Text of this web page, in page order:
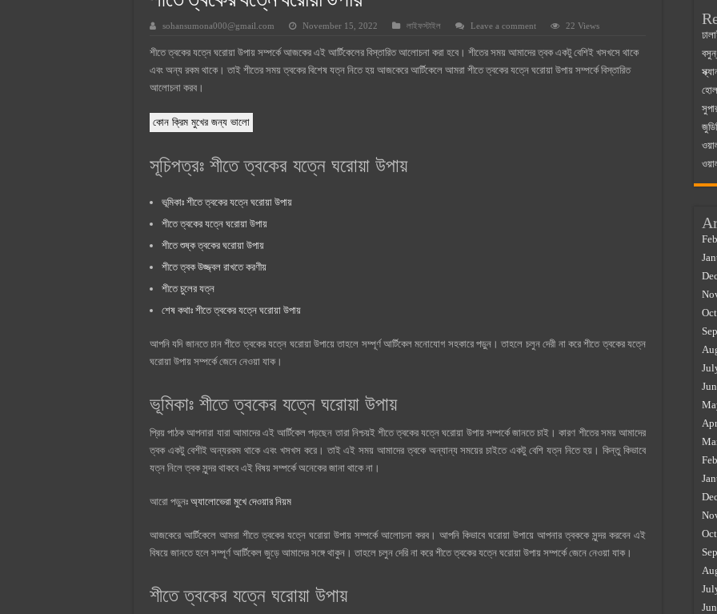
সুপারক্রিট সিমেন্ট দাম ২০২৫
জুডিশিয়াল ম্যাজিস্ট্রেট কি? জুডিশিয়াল ম্যাজিস্ট্রেট এর সুযোগ সুবিধা
ওয়ালটন মোবাইল কিস্তিতে কেনার নিয়ম ২০২৫
গ্রামে লাভজনক ব্যবসা ২০২৫ ও গ্রামের বাজারে ব্যবসার আইডিয়া
sohansumona000@gmail.com November 15, 2022 লাইফস্টাইল Leave a comment 22 Views
শীতে ত্বকের যত্নে ঘরোয়া উপায় সম্পর্কে আজকের এই আর্টিকেলের বিস্তারিত আলোচনা করা হবে। শীতের সময় আমাদের ত্বক একটু বেশিই খসখসে থাকে
এবং অন্য রকম থাকে। তাই শীতের সময় ত্বকের বিশেষ যত্ন নিতে হয় আজকেরে আর্টিকেলে আমরা শীতে ত্বকের যত্নে ঘরোয়া উপায় সম্পর্কে বিস্তারিত
আলোচনা করব।
কোন ক্রিম মুখের জন্য ভালো
সূচিপত্রঃ শীতে ত্বকের যত্নে ঘরোয়া উপায়
ভূমিকাঃ শীতে ত্বকের যত্নে ঘরোয়া উপায়
শীতে ত্বকের যত্নে ঘরোয়া উপায়
শীতে শুষ্ক ত্বকের ঘরোয়া উপায়
শীতে ত্বক উজ্জ্বল রাখতে করণীয়
শীতে চুলের যত্ন
শেষ কথাঃ শীতে ত্বকের যত্নে ঘরোয়া উপায়
আপনি যদি জানতে চান শীতে ত্বকের যত্নে ঘরোয়া উপায়ে তাহলে সম্পূর্ণ আর্টিকেল মনোযোগ সহকারে পড়ুন। তাহলে চলুন দেরী না করে শীতে ত্বকের যত্নে
ঘরোয়া উপায় সম্পর্কে জেনে নেওয়া যাক।
ভূমিকাঃ শীতে ত্বকের যত্নে ঘরোয়া উপায়
প্রিয় পাঠক আপনারা যারা আমাদের এই আর্টিকেল পড়ছেন তারা নিশ্চয়ই শীতে ত্বকের যত্নে ঘরোয়া উপায় সম্পর্কে জানতে চাই। কারণ শীতের সময় আমাদের
ত্বক একটু বেশীই অন্যরকম থাকে এবং খসখস করে। তাই এই সময় আমাদের ত্বকে অন্যান্য সময়ের চাইতে একটু বেশি যত্ন নিতে হয়। কিন্তু কিভাবে
যত্ন নিলে ত্বক সুন্দর থাকবে এই বিষয় সম্পর্কে অনেকের জানা থাকে না।
আরো পড়ুনঃ অ্যালোভেরা মুখে দেওয়ার নিয়ম
আজকেরে আর্টিকেলে আমরা শীতে ত্বকের যত্নে ঘরোয়া উপায় সম্পর্কে আলোচনা করব। আপনি কিভাবে ঘরোয়া উপায়ে আপনার ত্বককে সুন্দর করবেন এই
বিষয়ে জানতে হলে সম্পূর্ণ আর্টিকেল জুড়ে আমাদের সঙ্গে থাকুন। তাহলে চলুন দেরি না করে শীতে ত্বকের যত্নে ঘরোয়া উপায় সম্পর্কে জেনে নেওয়া যাক।
শীতে ত্বকের যত্নে ঘরোয়া উপায়